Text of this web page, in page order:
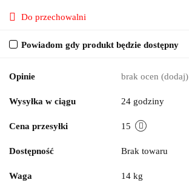
Do przechowalni
Powiadom gdy produkt będzie dostępny
Opinie brak ocen (dodaj)
Wysyłka w ciągu 24 godziny
Cena przesyłki 15
Dostępność Brak towaru
Waga 14 kg